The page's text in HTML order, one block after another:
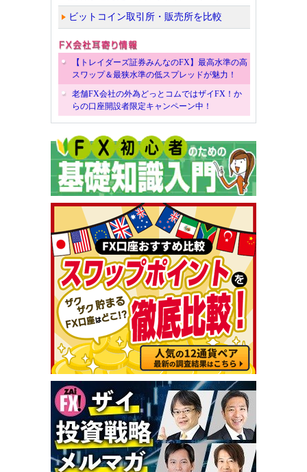
ビットコイン取引所・販売所を比較
【トレイダーズ証券みんなのFX】最高水準の高
スワップ＆最狭水準の低スプレッドが魅力！
老舗FX会社の外為どっとコムではザイFX！か
らの口座開設者限定キャンペーン中！